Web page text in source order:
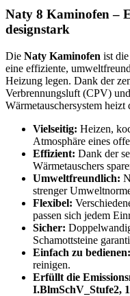
Naty 8 Kaminofen –
designstark
Die Naty Kaminofen ist
eine effiziente,
Heizung legen. Dank der
Verbrennungsluft (CPV)
Wärmetauschersystem
Vielseitig: Heizen,
Atmosphäre eines
Effizient: Dank der
Wärmetauschers
Umweltfreundlich:
strenger
Flexibel:
passen sich jedem
Sicher:
Schamottsteine
Einfach zu bedienen:
reinigen.
Erfüllt die
I.BlmSchV_Stufe2,